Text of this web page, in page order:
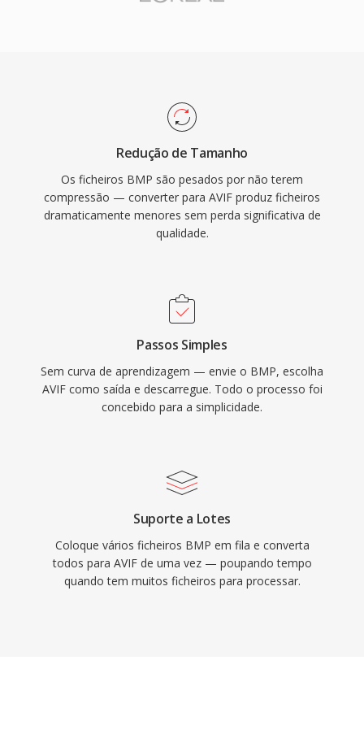
Redução de Tamanho
Os ficheiros BMP são pesados por não terem
compressão — converter para AVIF produz ficheiros
dramaticamente menores sem perda significativa de
qualidade.
Passos Simples
Sem curva de aprendizagem — envie o BMP, escolha
AVIF como saída e descarregue. Todo o processo foi
concebido para a simplicidade.
Suporte a Lotes
Coloque vários ficheiros BMP em fila e converta
todos para AVIF de uma vez — poupando tempo
quando tem muitos ficheiros para processar.